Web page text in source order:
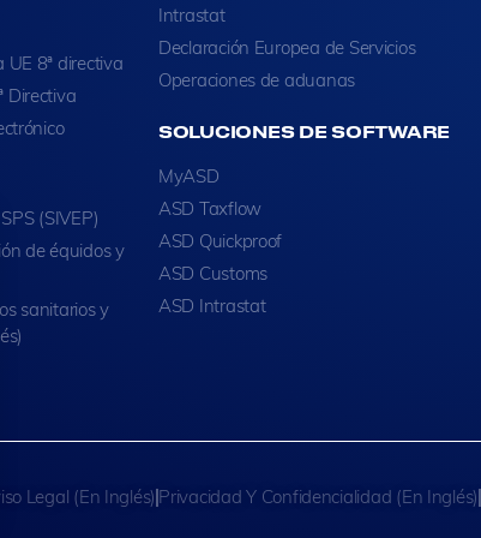
UE 8ª directiva
Directiva
(SIVEP)
de équidos y
sanitarios y
Intrastat
Declaración Europea de Servicios
Operaciones de aduanas
SOLUCIONES DE SOFTWARE
MyASD
ASD Taxflow
ASD Quickproof
ASD Customs
ASD Intrastat
Legal (en Inglés) Privacidad Y Confidencialidad (en Inglés)